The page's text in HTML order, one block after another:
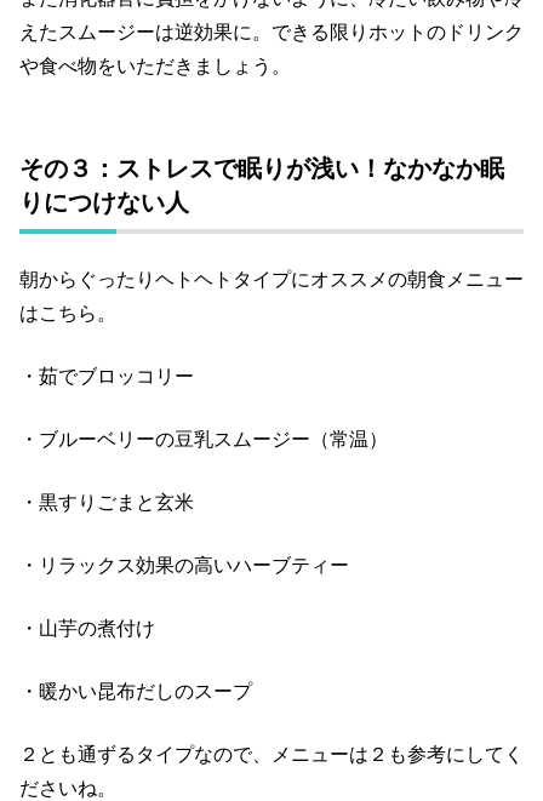
えたスムージーは逆効果に。できる限りホットのドリンク
や食べ物をいただきましょう。
その３：ストレスで眠りが浅い！なかなか眠
りにつけない人
朝からぐったりヘトヘトタイプにオススメの朝食メニュー
はこちら。
・茹でブロッコリー
・ブルーベリーの豆乳スムージー（常温）
・黒すりごまと玄米
・リラックス効果の高いハーブティー
・山芋の煮付け
・暖かい昆布だしのスープ
２とも通ずるタイプなので、メニューは２も参考にしてく
ださいね。